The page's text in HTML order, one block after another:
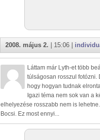
2008. május 2. | 15:06 |
Láttam már Lyth-et több
túlságosan rosszul fotózni.
hogy hogyan tudnak
Igazi téma nem sok van a
elhelyezése rosszabb nem is lehetne.
Bocsi. Ez most ennyi...